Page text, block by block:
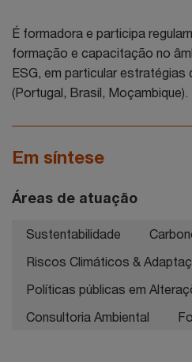
É formadora e participa
formação e capacitação no
ESG, em particular
(Portugal, Brasil, Moçambique).
Em síntese
Áreas de atuação
Sustentabilidade
Riscos Climáticos &
Políticas públicas em
Consultoria Ambiental